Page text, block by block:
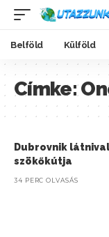
Belföld Külföld
Címke:
Dubrovnik
szökőkútja
34 PERC OLVASÁS